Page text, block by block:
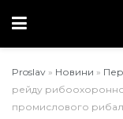
Proslav » Новини »
рейду
промислового